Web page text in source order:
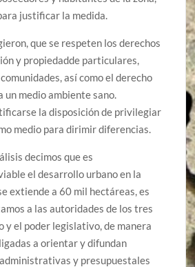
justificar la medida.
que se respeten los derechos
y propiedadde particulares,
así como el derecho
un medio ambiente sano.
la disposición de privilegiar
medio para dirimir diferencias.
decimos que es
el desarrollo urbano en la
extiende a 60 mil hectáreas, es
a las autoridades de los tres
y el poder legislativo, de manera
a orientar y difundan
y presupuestales